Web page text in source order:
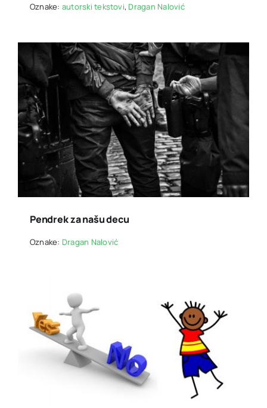
Oznake: autorski tekstovi, Dragan Nalović
Pendrek za našu decu
Oznake: Dragan Nalović